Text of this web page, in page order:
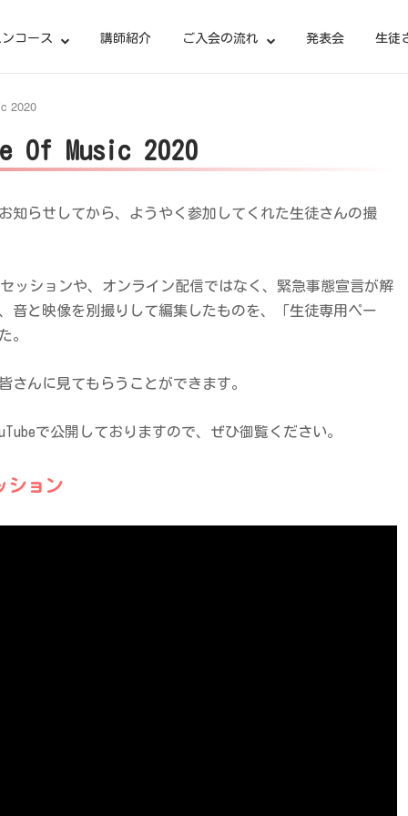
コース 講師紹介 ご入会の流れ 発表会 生徒
2020
Of Music 2020
知らせしてから、ようやく参加してくれた生徒さんの撮
ッションや、オンライン配信ではなく、緊急事態宣言が解
音と映像を別撮りして編集したものを、「生徒専用ペー
。
さんに見てもらうことができます。
で公開しておりますので、ぜひ御覧ください。
ション